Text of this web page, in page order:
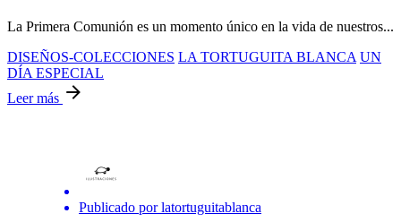
La Primera Comunión es un momento único en la vida de nuestros...
DISEÑOS-COLECCIONES LA TORTUGUITA BLANCA UN
DÍA ESPECIAL
Leer más
Publicado por latortuguitablanca